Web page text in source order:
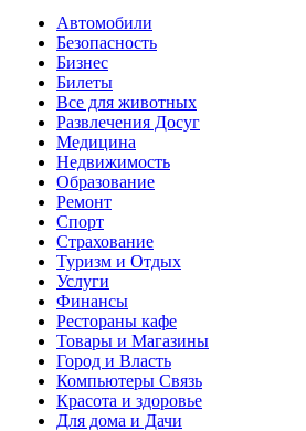
Автомобили
Безопасность
Бизнес
Билеты
Все для животных
Развлечения Досуг
Медицина
Недвижимость
Образование
Ремонт
Спорт
Страхование
Туризм и Отдых
Услуги
Финансы
Рестораны кафе
Товары и Магазины
Город и Власть
Компьютеры Связь
Красота и здоровье
Для дома и Дачи